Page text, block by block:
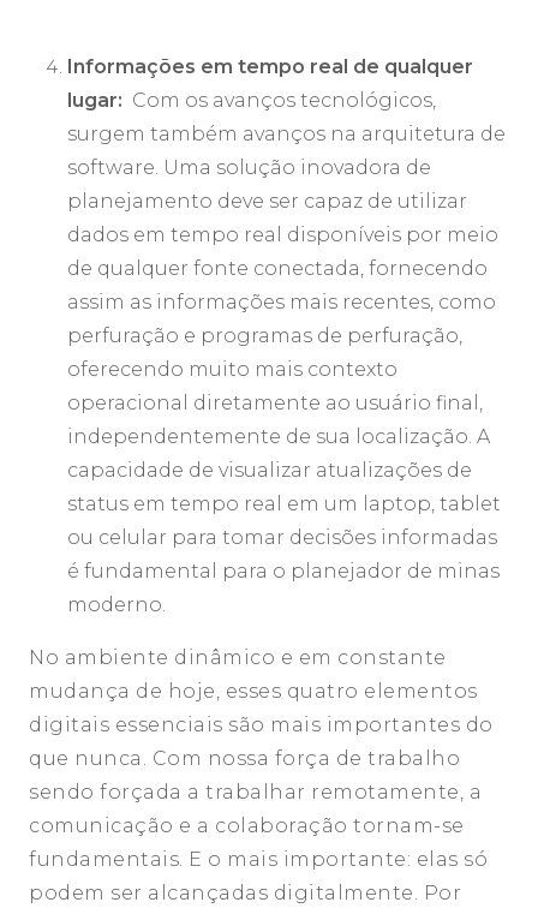
Informações em tempo real de qualquer
lugar: Com os avanços tecnológicos,
surgem também avanços na arquitetura de
software. Uma solução inovadora de
planejamento deve ser capaz de utilizar
dados em tempo real disponíveis por meio
de qualquer fonte conectada, fornecendo
assim as informações mais recentes, como
perfuração e programas de perfuração,
oferecendo muito mais contexto
operacional diretamente ao usuário final,
independentemente de sua localização. A
capacidade de visualizar atualizações de
status em tempo real em um laptop, tablet
ou celular para tomar decisões informadas
é fundamental para o planejador de minas
moderno.
No ambiente dinâmico e em constante
mudança de hoje, esses quatro elementos
digitais essenciais são mais importantes do
que nunca. Com nossa força de trabalho
sendo forçada a trabalhar remotamente, a
comunicação e a colaboração tornam-se
fundamentais. E o mais importante: elas só
podem ser alcançadas digitalmente. Por